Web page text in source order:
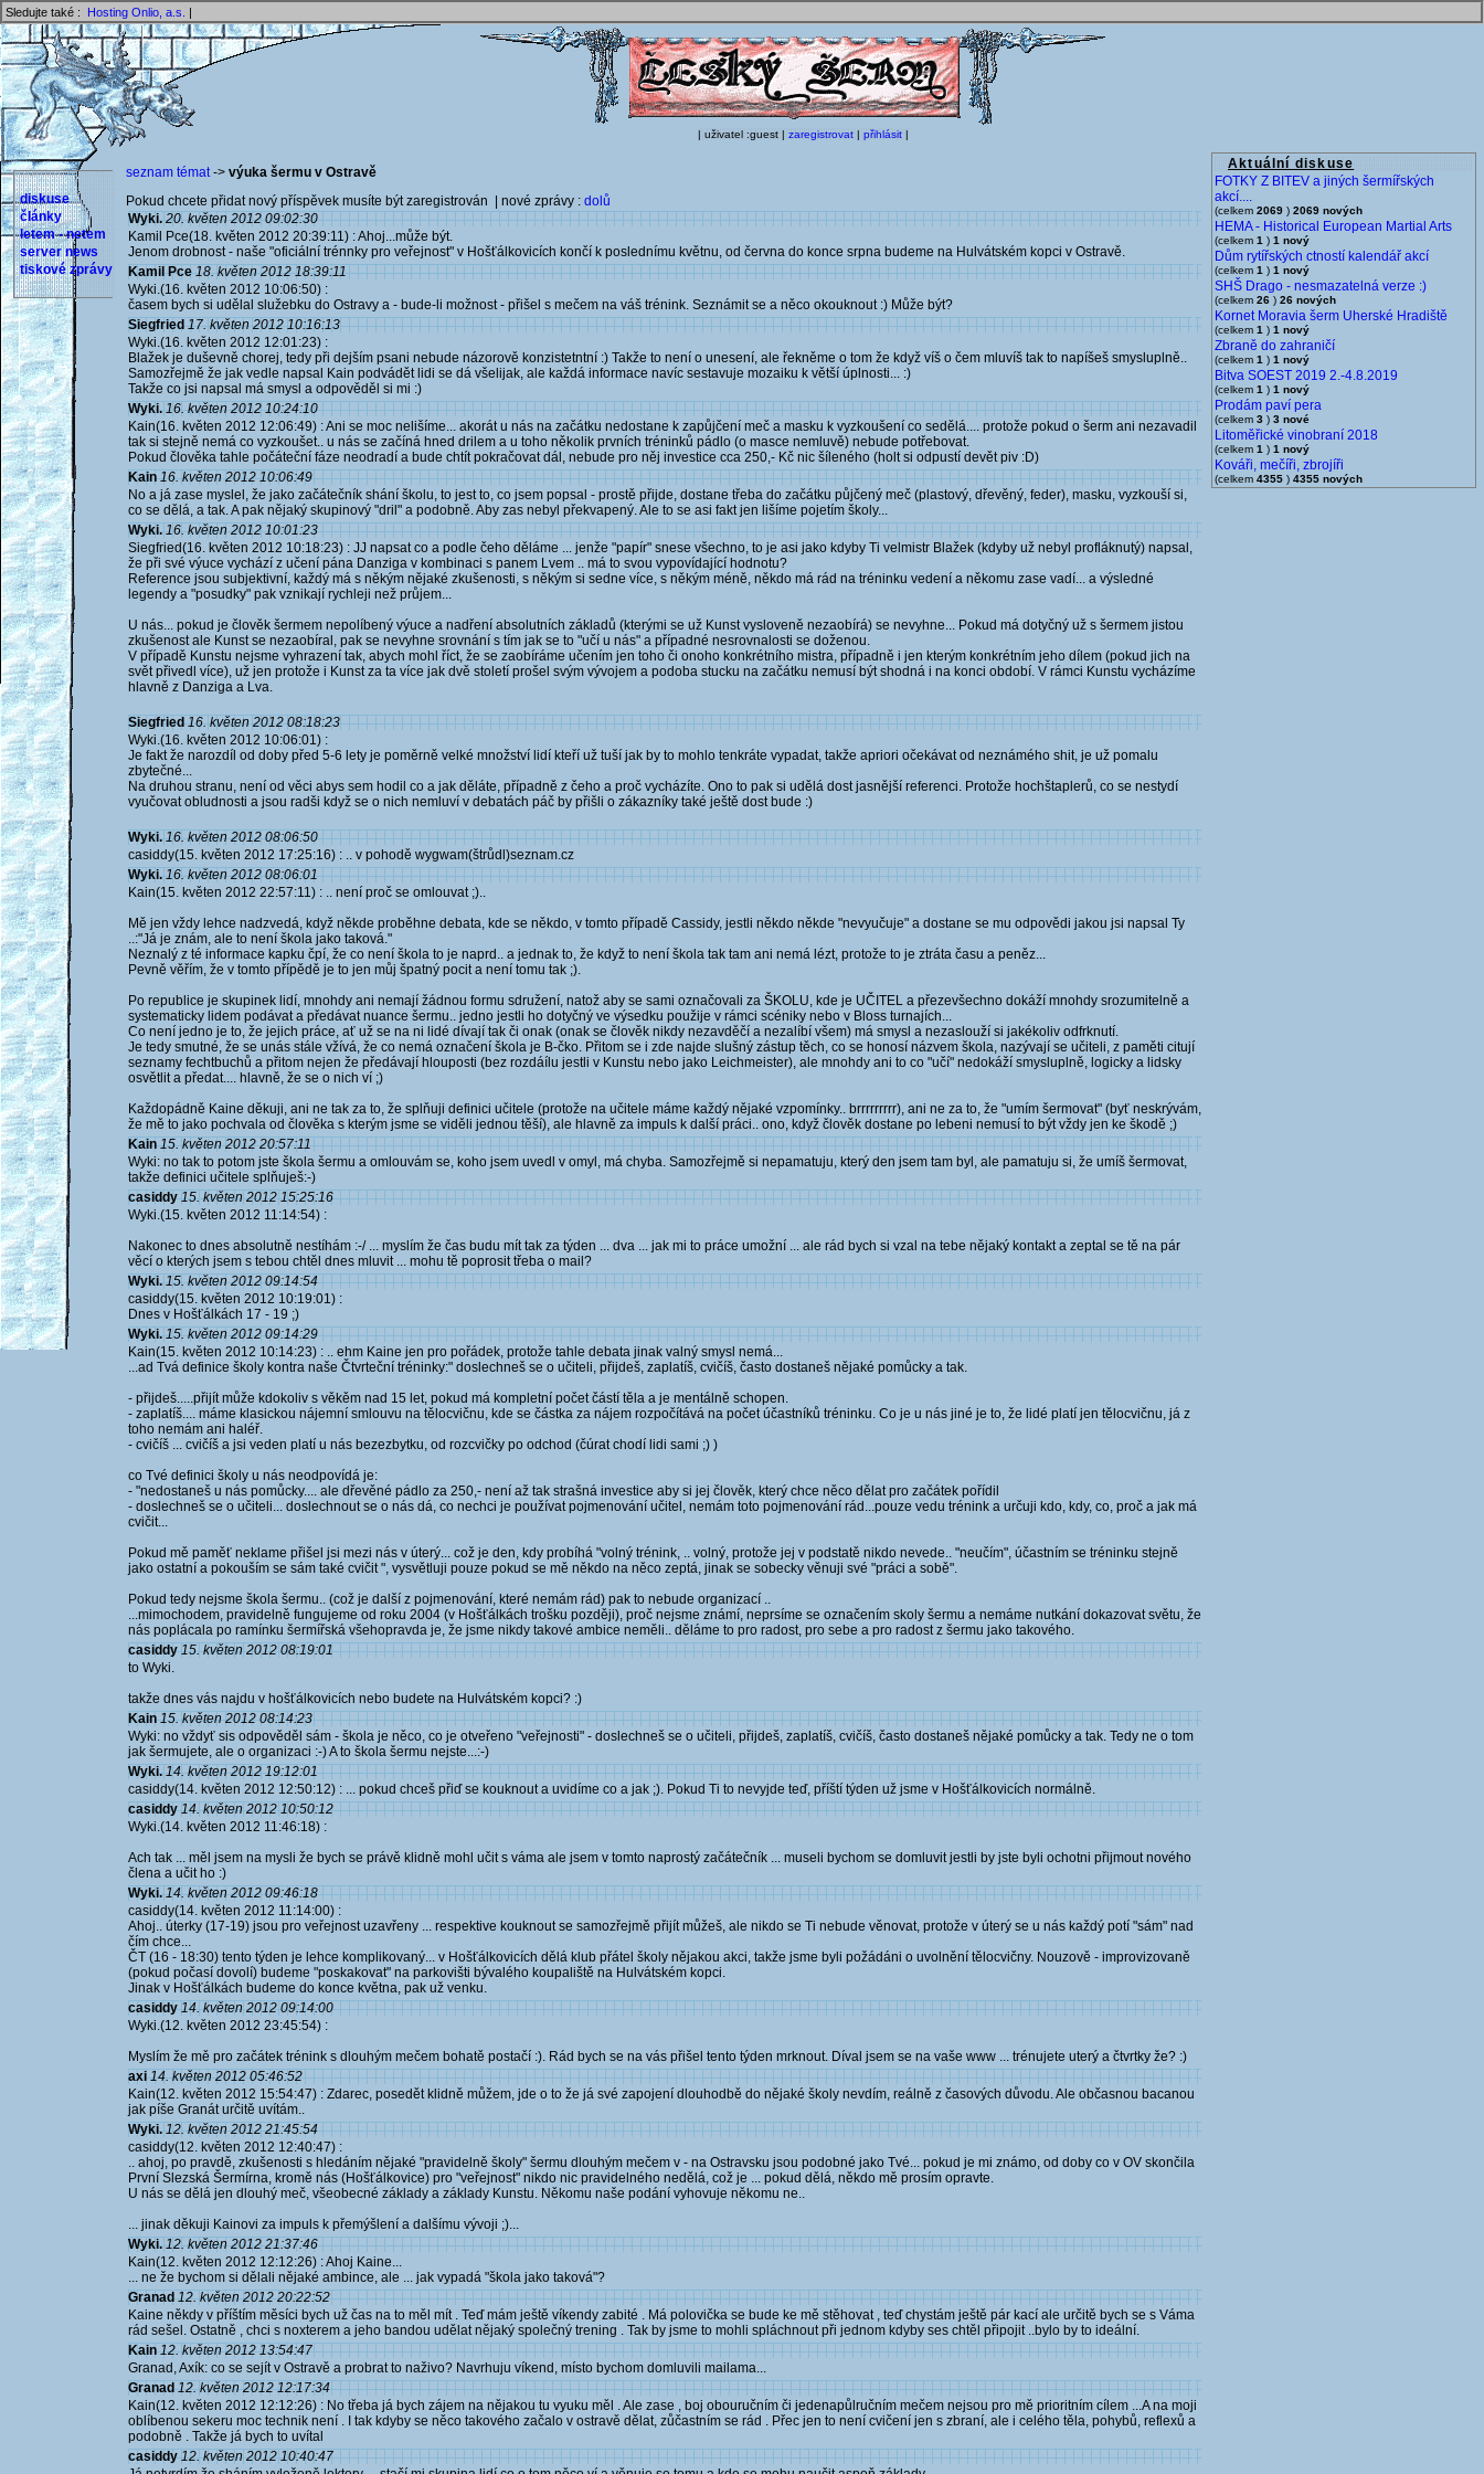
Sledujte také : Hosting Onlio, a.s. |
| uživatel :guest | zaregistrovat | přihlásit |
Aktuální diskuse
FOTKY Z BITEV a jiných šermířských
akcí....
(celkem 2069 ) 2069 nových
HEMA - Historical European Martial Arts
(celkem 1 ) 1 nový
Dům rytířských ctností kalendář akcí
(celkem 1 ) 1 nový
SHŠ Drago - nesmazatelná verze :)
(celkem 26 ) 26 nových
Kornet Moravia šerm Uherské Hradiště
(celkem 1 ) 1 nový
Zbraně do zahraničí
(celkem 1 ) 1 nový
Bitva SOEST 2019 2.-4.8.2019
(celkem 1 ) 1 nový
Prodám paví pera
(celkem 3 ) 3 nové
Litoměřické vinobraní 2018
(celkem 1 ) 1 nový
Kováři, mečíři, zbrojíři
(celkem 4355 ) 4355 nových
diskuse
články
letem - netem
server news
tiskové zprávy
seznam témat-> výuka šermu v Ostravě
Pokud chcete přidat nový příspěvek musíte být zaregistrován | nové zprávy : dolů
Wyki. 20. květen 2012 09:02:30
Kamil Pce(18. květen 2012 20:39:11) : Ahoj...může být.
Jenom drobnost - naše "oficiální trénnky pro veřejnost" v Hošťálkovicích končí k poslednímu květnu, od června do konce srpna budeme na Hulvátském kopci v Ostravě.
Kamil Pce 18. květen 2012 18:39:11
Wyki.(16. květen 2012 10:06:50) :
časem bych si udělal služebku do Ostravy a - bude-li možnost - přišel s mečem na váš trénink. Seznámit se a něco okouknout :) Může být?
Siegfried 17. květen 2012 10:16:13
Wyki.(16. květen 2012 12:01:23) :
Blažek je duševně chorej, tedy při dejším psani nebude názorově konzistetntní :) Takže to není o unesení, ale řekněme o tom že když víš o čem mluvíš tak to napíšeš smysluplně..
Samozřejmě že jak vedle napsal Kain podvádět lidi se dá všelijak, ale každá informace navíc sestavuje mozaiku k větší úplnosti... :)
Takže co jsi napsal má smysl a odpověděl si mi :)
Wyki. 16. květen 2012 10:24:10
Kain(16. květen 2012 12:06:49) : Ani se moc nelišíme... akorát u nás na začátku nedostane k zapůjčení meč a masku k vyzkoušení co sedělá.... protože pokud o šerm ani nezavadil
tak si stejně nemá co vyzkoušet.. u nás se začíná hned drilem a u toho několik prvních tréninků pádlo (o masce nemluvě) nebude potřebovat.
Pokud člověka tahle počáteční fáze neodradí a bude chtít pokračovat dál, nebude pro něj investice cca 250,- Kč nic šíleného (holt si odpustí devět piv :D)
Kain 16. květen 2012 10:06:49
No a já zase myslel, že jako začátečník shání školu, to jest to, co jsem popsal - prostě přijde, dostane třeba do začátku půjčený meč (plastový, dřevěný, feder), masku, vyzkouší si,
co se dělá, a tak. A pak nějaký skupinový "dril" a podobně. Aby zas nebyl překvapený. Ale to se asi fakt jen lišíme pojetím školy...
Wyki. 16. květen 2012 10:01:23
Siegfried(16. květen 2012 10:18:23) : JJ napsat co a podle čeho děláme ... jenže "papír" snese všechno, to je asi jako kdyby Ti velmistr Blažek (kdyby už nebyl profláknutý) napsal,
že při své výuce vychází z učení pána Danziga v kombinaci s panem Lvem .. má to svou vypovídající hodnotu?
Reference jsou subjektivní, každý má s někým nějaké zkušenosti, s někým si sedne více, s někým méně, někdo má rád na tréninku vedení a někomu zase vadí... a výsledné
legendy a "posudky" pak vznikají rychleji než průjem...
U nás... pokud je člověk šermem nepolíbený výuce a nadření absolutních základů (kterými se už Kunst vysloveně nezaobírá) se nevyhne... Pokud má dotyčný už s šermem jistou
zkušenost ale Kunst se nezaobíral, pak se nevyhne srovnání s tím jak se to "učí u nás" a případné nesrovnalosti se doženou.
V případě Kunstu nejsme vyhrazení tak, abych mohl říct, že se zaobíráme učením jen toho či onoho konkrétního mistra, případně i jen kterým konkrétním jeho dílem (pokud jich na
svět přivedl více), už jen protože i Kunst za ta více jak dvě století prošel svým vývojem a podoba stucku na začátku nemusí být shodná i na konci období. V rámci Kunstu vycházíme
hlavně z Danziga a Lva.
Siegfried 16. květen 2012 08:18:23
Wyki.(16. květen 2012 10:06:01) :
Je fakt že narozdíl od doby před 5-6 lety je poměrně velké množství lidí kteří už tuší jak by to mohlo tenkráte vypadat, takže apriori očekávat od neznámého shit, je už pomalu
zbytečné...
Na druhou stranu, není od věci abys sem hodil co a jak děláte, případně z čeho a proč vycházíte. Ono to pak si udělá dost jasnější referenci. Protože hochštaplerů, co se nestydí
vyučovat obludnosti a jsou radši když se o nich nemluví v debatách páč by přišli o zákazníky také ještě dost bude :)
Wyki. 16. květen 2012 08:06:50
casiddy(15. květen 2012 17:25:16) : .. v pohodě wygwam(štrůdl)seznam.cz
Wyki. 16. květen 2012 08:06:01
Kain(15. květen 2012 22:57:11) : .. není proč se omlouvat ;)..
Mě jen vždy lehce nadzvedá, když někde proběhne debata, kde se někdo, v tomto případě Cassidy, jestli někdo někde "nevyučuje" a dostane se mu odpovědi jakou jsi napsal Ty
..:"Já je znám, ale to není škola jako taková."
Neznalý z té informace kapku čpí, že co není škola to je naprd.. a jednak to, že když to není škola tak tam ani nemá lézt, protože to je ztráta času a peněz...
Pevně věřím, že v tomto přípědě je to jen můj špatný pocit a není tomu tak ;).
Po republice je skupinek lidí, mnohdy ani nemají žádnou formu sdružení, natož aby se sami označovali za ŠKOLU, kde je UČITEL a přezevšechno dokáží mnohdy srozumitelně a
systematicky lidem podávat a předávat nuance šermu.. jedno jestli ho dotyčný ve výsedku použije v rámci scéniky nebo v Bloss turnajích...
Co není jedno je to, že jejich práce, ať už se na ni lidé dívají tak či onak (onak se člověk nikdy nezavděčí a nezalíbí všem) má smysl a nezaslouží si jakékoliv odfrknutí.
Je tedy smutné, že se unás stále vžívá, že co nemá označení škola je B-čko. Přitom se i zde najde slušný zástup těch, co se honosí názvem škola, nazývají se učiteli, z paměti citují
seznamy fechtbuchů a přitom nejen že předávají hlouposti (bez rozdáílu jestli v Kunstu nebo jako Leichmeister), ale mnohdy ani to co "učí" nedokáží smysluplně, logicky a lidsky
osvětlit a předat.... hlavně, že se o nich ví ;)
Každopádně Kaine děkuji, ani ne tak za to, že splňuji definici učitele (protože na učitele máme každý nějaké vzpomínky.. brrrrrrrrr), ani ne za to, že "umím šermovat" (byť neskrývám,
že mě to jako pochvala od člověka s kterým jsme se viděli jednou těší), ale hlavně za impuls k další práci.. ono, když člověk dostane po lebeni nemusí to být vždy jen ke škodě ;)
Kain 15. květen 2012 20:57:11
Wyki: no tak to potom jste škola šermu a omlouvám se, koho jsem uvedl v omyl, má chyba. Samozřejmě si nepamatuju, který den jsem tam byl, ale pamatuju si, že umíš šermovat,
takže definici učitele splňuješ:-)
casiddy 15. květen 2012 15:25:16
Wyki.(15. květen 2012 11:14:54) :
Nakonec to dnes absolutně nestíhám :-/ ... myslím že čas budu mít tak za týden ... dva ... jak mi to práce umožní ... ale rád bych si vzal na tebe nějaký kontakt a zeptal se tě na pár
věcí o kterých jsem s tebou chtěl dnes mluvit ... mohu tě poprosit třeba o mail?
Wyki. 15. květen 2012 09:14:54
casiddy(15. květen 2012 10:19:01) :
Dnes v Hošťálkách 17 - 19 ;)
Wyki. 15. květen 2012 09:14:29
Kain(15. květen 2012 10:14:23) : .. ehm Kaine jen pro pořádek, protože tahle debata jinak valný smysl nemá...
...ad Tvá definice školy kontra naše Čtvrteční tréninky:" doslechneš se o učiteli, přijdeš, zaplatíš, cvičíš, často dostaneš nějaké pomůcky a tak.
- přijdeš.....přijít může kdokoliv s věkěm nad 15 let, pokud má kompletní počet částí těla a je mentálně schopen.
- zaplatíš.... máme klasickou nájemní smlouvu na tělocvičnu, kde se částka za nájem rozpočítává na počet účastníků tréninku. Co je u nás jiné je to, že lidé platí jen tělocvičnu, já z
toho nemám ani haléř.
- cvičíš ... cvičíš a jsi veden platí u nás bezezbytku, od rozcvičky po odchod (čúrat chodí lidi sami ;) )
co Tvé definici školy u nás neodpovídá je:
- "nedostaneš u nás pomůcky.... ale dřevěné pádlo za 250,- není až tak strašná investice aby si jej člověk, který chce něco dělat pro začátek pořídil
- doslechneš se o učiteli... doslechnout se o nás dá, co nechci je používat pojmenování učitel, nemám toto pojmenování rád...pouze vedu trénink a určuji kdo, kdy, co, proč a jak má
cvičit...
Pokud mě paměť neklame přišel jsi mezi nás v úterý... což je den, kdy probíhá "volný trénink, .. volný, protože jej v podstatě nikdo nevede.. "neučím", účastním se tréninku stejně
jako ostatní a pokouším se sám také cvičit ", vysvětluji pouze pokud se mě někdo na něco zeptá, jinak se sobecky věnuji své "práci a sobě".
Pokud tedy nejsme škola šermu.. (což je další z pojmenování, které nemám rád) pak to nebude organizací ..
...mimochodem, pravidelně fungujeme od roku 2004 (v Hošťálkách trošku později), proč nejsme známí, neprsíme se označením skoly šermu a nemáme nutkání dokazovat světu, že
nás poplácala po ramínku šermířská všehopravda je, že jsme nikdy takové ambice neměli.. děláme to pro radost, pro sebe a pro radost z šermu jako takového.
casiddy 15. květen 2012 08:19:01
to Wyki.
takže dnes vás najdu v hošťálkovicích nebo budete na Hulvátském kopci? :)
Kain 15. květen 2012 08:14:23
Wyki: no vždyť sis odpověděl sám - škola je něco, co je otveřeno "veřejnosti" - doslechneš se o učiteli, přijdeš, zaplatíš, cvičíš, často dostaneš nějaké pomůcky a tak. Tedy ne o tom
jak šermujete, ale o organizaci :-) A to škola šermu nejste...:-)
Wyki. 14. květen 2012 19:12:01
casiddy(14. květen 2012 12:50:12) : ... pokud chceš přiď se kouknout a uvidíme co a jak ;). Pokud Ti to nevyjde teď, příští týden už jsme v Hošťálkovicích normálně.
casiddy 14. květen 2012 10:50:12
Wyki.(14. květen 2012 11:46:18) :
Ach tak ... měl jsem na mysli že bych se právě klidně mohl učit s váma ale jsem v tomto naprostý začátečník ... museli bychom se domluvit jestli by jste byli ochotni přijmout nového
člena a učit ho :)
Wyki. 14. květen 2012 09:46:18
casiddy(14. květen 2012 11:14:00) :
Ahoj.. úterky (17-19) jsou pro veřejnost uzavřeny ... respektive kouknout se samozřejmě přijít můžeš, ale nikdo se Ti nebude věnovat, protože v úterý se u nás každý potí "sám" nad
čím chce...
ČT (16 - 18:30) tento týden je lehce komplikovaný... v Hošťálkovicích dělá klub přátel školy nějakou akci, takže jsme byli požádáni o uvolnění tělocvičny. Nouzově - improvizovaně
(pokud počasí dovolí) budeme "poskakovat" na parkovišti bývalého koupaliště na Hulvátském kopci.
Jinak v Hošťálkách budeme do konce května, pak už venku.
casiddy 14. květen 2012 09:14:00
Wyki.(12. květen 2012 23:45:54) :
Myslím že mě pro začátek trénink s dlouhým mečem bohatě postačí :). Rád bych se na vás přišel tento týden mrknout. Díval jsem se na vaše www ... trénujete uterý a čtvrtky že? :)
axi 14. květen 2012 05:46:52
Kain(12. květen 2012 15:54:47) : Zdarec, posedět klidně můžem, jde o to že já své zapojení dlouhodbě do nějaké školy nevdím, reálně z časových důvodu. Ale občasnou bacanou
jak píše Granát určitě uvítám..
Wyki. 12. květen 2012 21:45:54
casiddy(12. květen 2012 12:40:47) :
.. ahoj, po pravdě, zkušenosti s hledáním nějaké "pravidelně školy" šermu dlouhým mečem v - na Ostravsku jsou podobné jako Tvé... pokud je mi známo, od doby co v OV skončila
První Slezská Šermírna, kromě nás (Hošťálkovice) pro "veřejnost" nikdo nic pravidelného nedělá, což je ... pokud dělá, někdo mě prosím opravte.
U nás se dělá jen dlouhý meč, všeobecné základy a základy Kunstu. Někomu naše podání vyhovuje někomu ne..
... jinak děkuji Kainovi za impuls k přemýšlení a dalšímu vývoji ;)...
Wyki. 12. květen 2012 21:37:46
Kain(12. květen 2012 12:12:26) : Ahoj Kaine...
... ne že bychom si dělali nějaké ambince, ale ... jak vypadá "škola jako taková"?
Granad 12. květen 2012 20:22:52
Kaine někdy v příštím měsíci bych už čas na to měl mít . Teď mám ještě víkendy zabité . Má polovička se bude ke mě stěhovat , teď chystám ještě pár kací ale určitě bych se s Váma
rád sešel. Ostatně , chci s noxterem a jeho bandou udělat nějaký společný trening . Tak by jsme to mohli spláchnout při jednom kdyby ses chtěl připojit ..bylo by to ideální.
Kain 12. květen 2012 13:54:47
Granad, Axík: co se sejít v Ostravě a probrat to naživo? Navrhuju víkend, místo bychom domluvili mailama...
Granad 12. květen 2012 12:17:34
Kain(12. květen 2012 12:12:26) : No třeba já bych zájem na nějakou tu vyuku měl . Ale zase , boj obouručním či jedenapůlručním mečem nejsou pro mě prioritním cílem ...A na moji
oblíbenou sekeru moc technik není . I tak kdyby se něco takového začalo v ostravě dělat, zůčastním se rád . Přec jen to není cvičení jen s zbraní, ale i celého těla, pohybů, reflexů a
podobně . Takže já bych to uvítal
casiddy 12. květen 2012 10:40:47